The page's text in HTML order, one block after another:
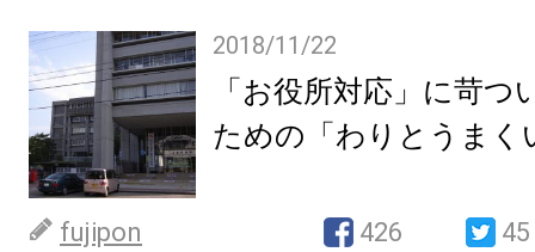
2018/11/22
「お役所対応」に苛
ための「わりとうまく
fujipon 426 45